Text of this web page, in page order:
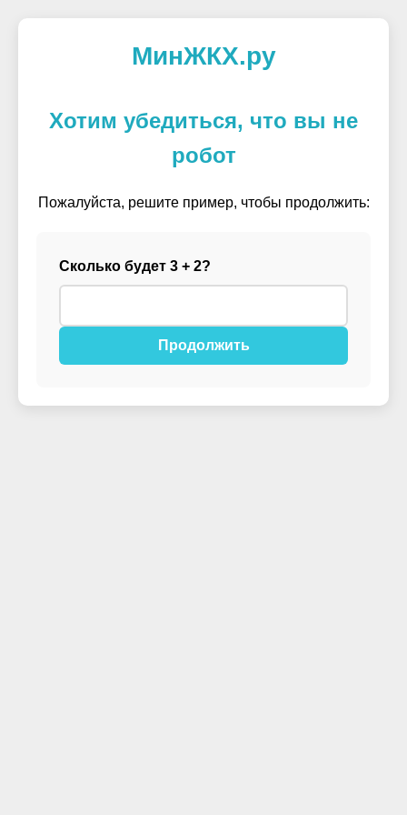
МинЖКХ.ру
Хотим убедиться, что вы не
робот
Пожалуйста, решите пример, чтобы продолжить:
Сколько будет 3 + 2?
Продолжить